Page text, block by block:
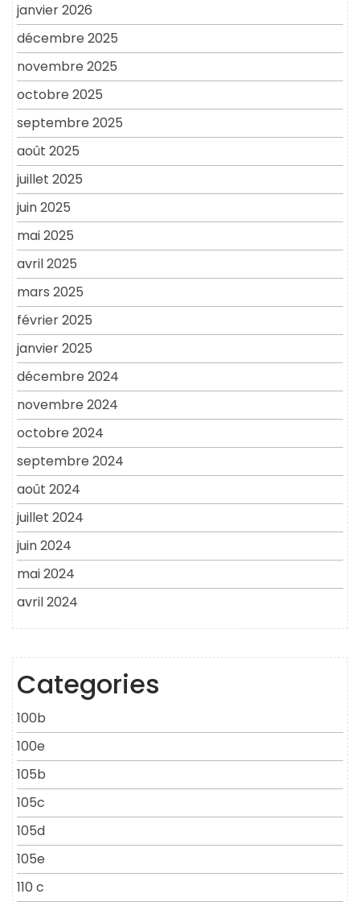
janvier 2026
décembre 2025
novembre 2025
octobre 2025
septembre 2025
août 2025
juillet 2025
juin 2025
mai 2025
avril 2025
mars 2025
février 2025
janvier 2025
décembre 2024
novembre 2024
octobre 2024
septembre 2024
août 2024
juillet 2024
juin 2024
mai 2024
avril 2024
Categories
100b
100e
105b
105c
105d
105e
110 c